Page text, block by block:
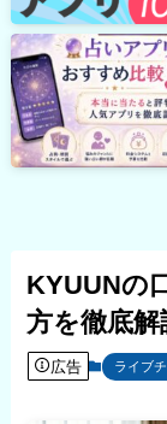
KYUUNの
方を徹底解
広告 ライブ